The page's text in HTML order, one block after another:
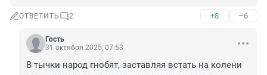
ОТВЕТИТЬ 2 +8 –6
Гость
31 октября 2025, 07:53
В тычки народ гнобят, заставляя встать на колени